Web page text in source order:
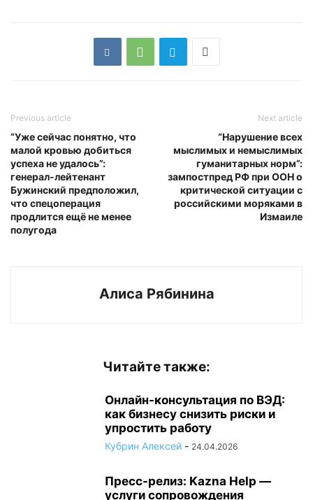
Previous article
“Уже сейчас понятно, что
малой кровью добиться
успеха не удалось”:
генерал-лейтенант
Бужинский предположил,
что спецоперация
продлится ещё не менее
полугода
Next article
“Нарушение всех
мыслимых и немыслимых
гуманитарных норм”:
зампостпред РФ при ООН о
критической ситуации с
российскими моряками в
Измаиле
Алиса Рябинина
Читайте также:
Онлайн-консультация по ВЭД:
как бизнесу снизить риски и
упростить работу
Кубрин Алексей - 24.04.2026
Пресс-релиз: Kazna Help —
услуги сопровождения